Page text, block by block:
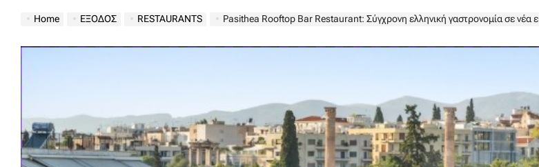
Home ΕΞΟΔΟΣ RESTAURANTS Pasithea Rooftop Bar Restaurant: Σύγχρονη ελληνική γαστρονομία σε νέα επίπεδα